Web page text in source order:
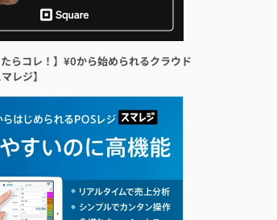
たらコレ！】¥0から始められるクラウド
レジ】